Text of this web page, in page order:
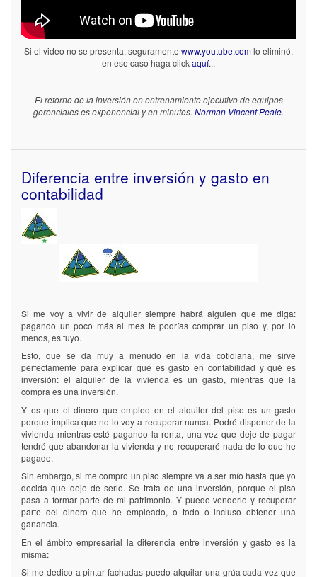
Si el video no se presenta, seguramente www.youtube.comlo eliminó,
en ese caso haga clickaquí...
El retorno de la inversión en entrenamiento ejecutivo de equipos
gerenciales es exponencial y en minutos. Norman Vincent Peale.
Diferencia entre inversión y gasto en
contabilidad
Si me voy a vivir de alquiler siempre habrá alguien que me diga:
pagando un poco más al mes te podrías comprar un piso y, por lo
menos, es tuyo.
Esto, que se da muy a menudo en la vida cotidiana, me sirve
perfectamente para explicar qué es gasto en contabilidad y qué es
inversión: el alquiler de la vivienda es un gasto, mientras que la
compra es una inversión.
Y es que el dinero que empleo en el alquiler del piso es un gasto
porque implica que no lo voy a recuperar nunca. Podré disponer de la
vivienda mientras esté pagando la renta, una vez que deje de pagar
tendré que abandonar la vivienda y no recuperaré nada de lo que he
pagado.
Sin embargo, si me compro un piso siempre va a ser mío hasta que yo
decida que deje de serlo. Se trata de una inversión, porque el piso
pasa a formar parte de mi patrimonio. Y puedo venderlo y recuperar
parte del dinero que he empleado, o todo o incluso obtener una
ganancia.
En el ámbito empresarial la diferencia entre inversión y gasto es la
misma:
Si me dedico a pintar fachadas puedo alquilar una grúa cada vez que